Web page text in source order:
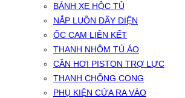
BÁNH XE HỘC TỦ
NẮP LUỒN DÂY DIỆN
ỐC CAM LIÊN KẾT
THANH NHÔM TỦ ÁO
CẦN HƠI PISTON TRỢ LỰC
THANH CHỐNG CONG
PHỤ KIỆN CỬA RA VÀO